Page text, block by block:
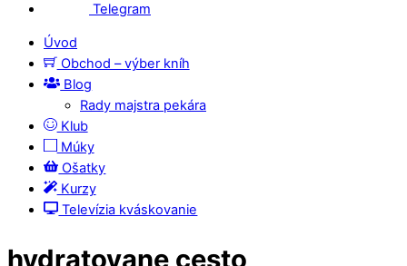
Telegram
Úvod
Obchod – výber kníh
Blog
Rady majstra pekára
Klub
Múky
Ošatky
Kurzy
Televízia kváskovanie
hydratovane cesto